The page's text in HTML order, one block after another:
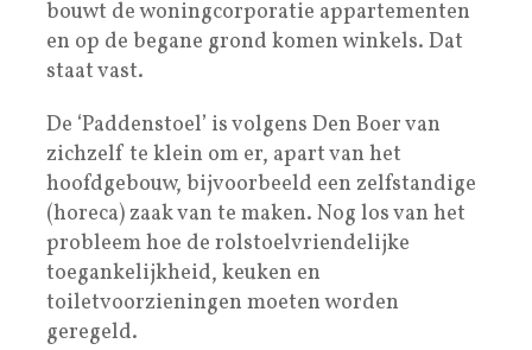
bouwt de woningcorporatie appartementen
en op de begane grond komen winkels. Dat
staat vast.
De ‘Paddenstoel’ is volgens Den Boer van
zichzelf te klein om er, apart van het
hoofdgebouw, bijvoorbeeld een zelfstandige
(horeca) zaak van te maken. Nog los van het
probleem hoe de rolstoelvriendelijke
toegankelijkheid, keuken en
toiletvoorzieningen moeten worden
geregeld.